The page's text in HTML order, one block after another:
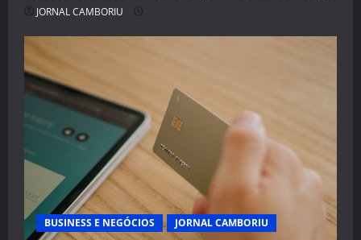
JORNAL CAMBORIU
BUSINESS E NEGÓCIOS JORNAL CAMBORIU